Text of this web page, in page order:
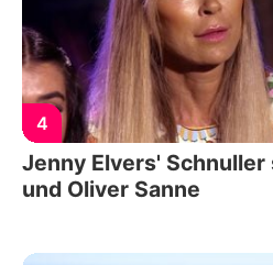
4
Jenny Elvers'
und Oliver Sanne